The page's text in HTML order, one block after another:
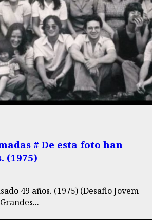
# De esta foto han
(1975)
49 años. (1975) (Desafio Jovem